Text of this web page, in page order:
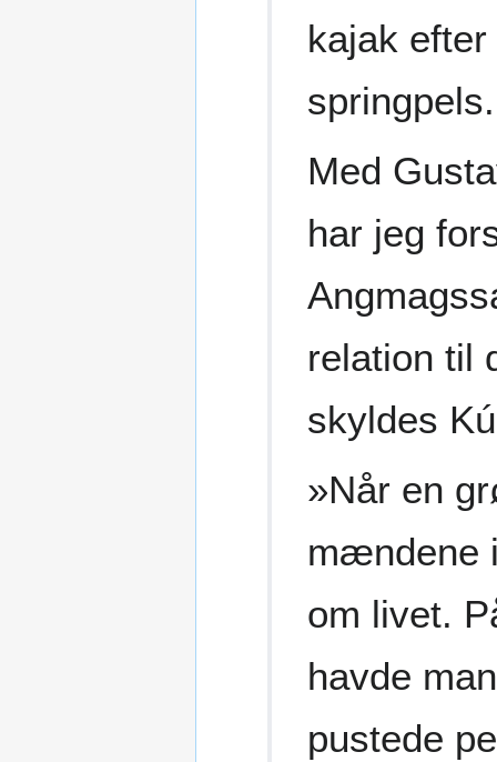
kajak
springpels.
Med
har jeg
relation til
skyldes
»Når en
mændene
om livet.
havde
pustede